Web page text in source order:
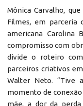
Mônica Carvalho,
Filmes, em parceria
americana Carolina
compromisso com
divide o roteiro
parceiros criativos
Walter Neto. “Tive
momento de
mãe, a dor da